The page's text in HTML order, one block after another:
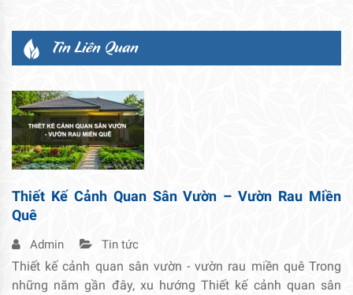
Tin Liên Quan
Thiết Kế Cảnh Quan Sân Vườn – Vườn Rau Miền
Quê
Admin Tin tức
Thiết kế cảnh quan sân vườn - vườn rau miền quê Trong
những năm gần đây, xu hướng Thiết kế cảnh quan sân